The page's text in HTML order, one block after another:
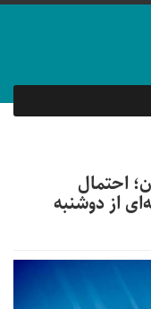
احتمال
از دوشنبه